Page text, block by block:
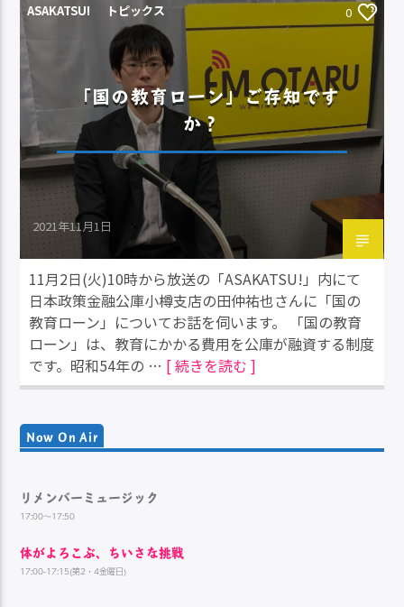
ASAKATSU! トピックス 0
「国の教育ローン」ご存知です
か？
2021年11月1日
11月2日(火)10時から放送の「ASAKATSU!」内にて
日本政策金融公庫小樽支店の田仲祐也さんに「国の
教育ローン」についてお話を伺います。 「国の教育
ローン」は、教育にかかる費用を公庫が融資する制度
です。昭和54年の … [ 続きを読む ]
Now On Air
リメンバーミュージック
17:00～17:50
体がよろこぶ、ちいさな挑戦
17:00-17:15(第2・4金曜日)